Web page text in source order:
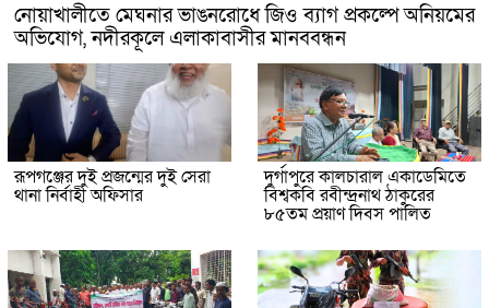
নোয়াখালীতে মেঘনার ভাঙনরোধে জিও ব্যাগ প্রকল্পে অনিয়মের
অভিযোগ, নদীরকূলে এলাকাবাসীর মানববন্ধন
রূপগঞ্জের দুই প্রজন্মের দুই সেরা
থানা নির্বাহী অফিসার
দুর্গাপুরে কালচারাল একাডেমিতে
বিশ্বকবি রবীন্দ্রনাথ ঠাকুরের
৮৫তম প্রয়াণ দিবস পালিত